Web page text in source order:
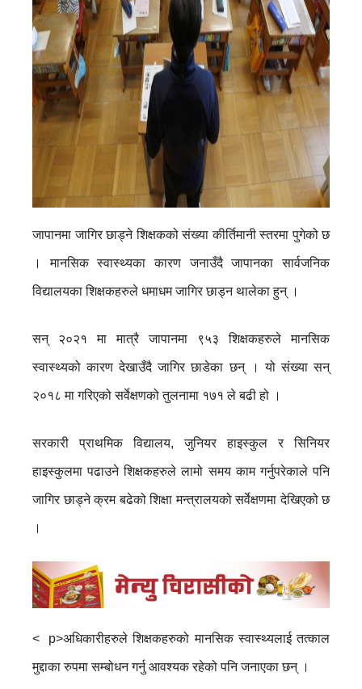
जापानमा जागिर छाड्ने शिक्षकको संख्या कीर्तिमानी स्तरमा पुगेको छ
। मानसिक स्वास्थ्यका कारण जनाउँदै जापानका सार्वजनिक
विद्यालयका शिक्षकहरुले धमाधम जागिर छाड्न थालेका हुन् ।
सन् २०२१ मा मात्रै जापानमा ९५३ शिक्षकहरुले मानसिक
स्वास्थ्यको कारण देखाउँदै जागिर छाडेका छन् । यो संख्या सन्
२०१८ मा गरिएको सर्वेक्षणको तुलनामा १७१ ले बढी हो ।
सरकारी प्राथमिक विद्यालय, जुनियर हाइस्कुल र सिनियर
हाइस्कुलमा पढाउने शिक्षकहरुले लामो समय काम गर्नुपरेकाले पनि
जागिर छाड्ने क्रम बढेको शिक्षा मन्त्रालयको सर्वेक्षणमा देखिएको छ
।
< p>अधिकारीहरुले शिक्षकहरुको मानसिक स्वास्थ्यलाई तत्काल
मुद्दाका रुपमा सम्बोधन गर्नु आवश्यक रहेको पनि जनाएका छन् ।